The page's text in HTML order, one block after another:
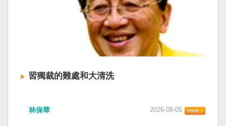
習獨裁的難處和大清洗
林保華 2026-08-05